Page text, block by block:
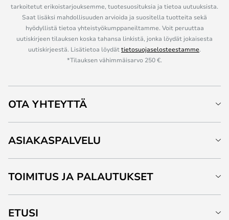
tarkoitetut erikoistarjouksemme, tuotesuosituksia ja tietoa uutuuksista.
Saat lisäksi mahdollisuuden arvioida ja suositella tuotteita sekä
hyödyllistä tietoa yhteistyökumppaneiltamme. Voit peruuttaa
uutiskirjeen tilauksen koska tahansa linkistä, jonka löydät jokaisesta
uutiskirjeestä. Lisätietoa löydättietosuojaselosteestamme.
*Tilauksen vähimmäisarvo 250 €.
OTA YHTEYTTÄ
ASIAKASPALVELU
TOIMITUS JA PALAUTUKSET
ETUSI